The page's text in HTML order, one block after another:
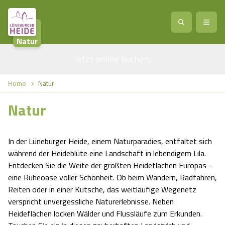
Natur
Veranstaltungen
Ausflugsziele
Karte
Natur
Heideblüte
Heideflächen
Naturpark Lüneburger Heide
Erlebnis
Heide Park Resort
Barfußpark Egestorf
Vital
Vital
Wellness
Stadt
Stadt
Barriere­freiheits-Einstell­ungen
Anreise
Ort
Personen Kinder
Suchen
Home Natur
Natur
In der Lüneburger Heide, einem Naturparadies, entfaltet sich
während der Heideblüte eine Landschaft in lebendigem Lila.
Entdecken Sie die Weite der größten Heideflächen Europas -
eine Ruheoase voller Schönheit. Ob beim Wandern, Radfahren,
Reiten oder in einer Kutsche, das weitläufige Wegenetz
verspricht unvergessliche Naturerlebnisse. Neben
Heideflächen locken Wälder und Flussläufe zum Erkunden.